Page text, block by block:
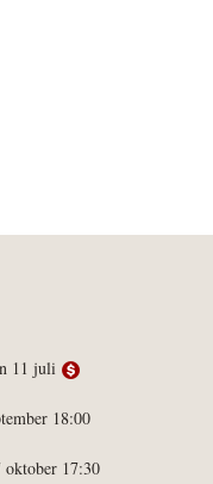
11 juli
18:00
17:30